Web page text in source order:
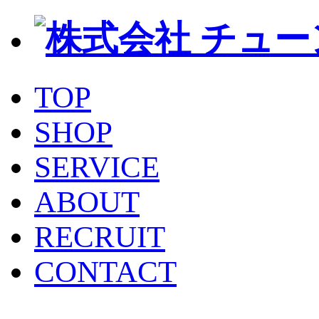
TOP
SHOP
SERVICE
ABOUT
RECRUIT
CONTACT